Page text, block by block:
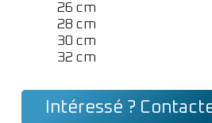
26 cm
28 cm
30 cm
32 cm
Intéressé ?